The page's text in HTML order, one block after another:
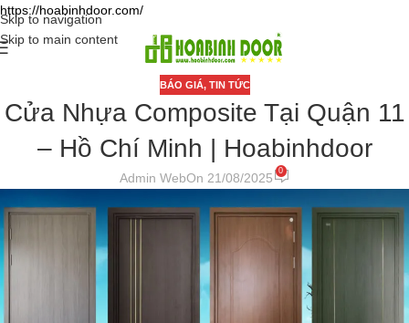
https://hoabinhdoor.com/
Skip to navigation
Skip to main content
BÁO GIÁ, TIN TỨC
Cửa Nhựa Composite Tại Quận 11
– Hồ Chí Minh | Hoabinhdoor
Admin WebOn 21/08/2025 0